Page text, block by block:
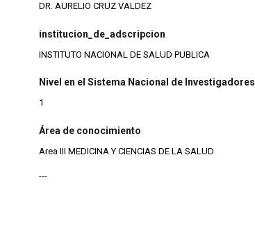
DR. AURELIO CRUZ VALDEZ
institucion_de_adscripcion
INSTITUTO NACIONAL DE SALUD PUBLICA
Nivel en el Sistema Nacional de Investigadores
1
Área de conocimiento
Area III MEDICINA Y CIENCIAS DE LA SALUD
---